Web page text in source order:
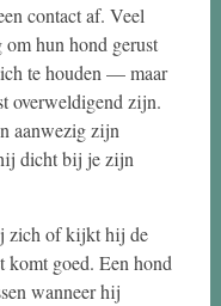
contact af. Veel
hun hond gerust
te houden — maar
overweldigend zijn.
aanwezig zijn
dicht bij je zijn
zich of kijkt hij de
komt goed. Een hond
wanneer hij